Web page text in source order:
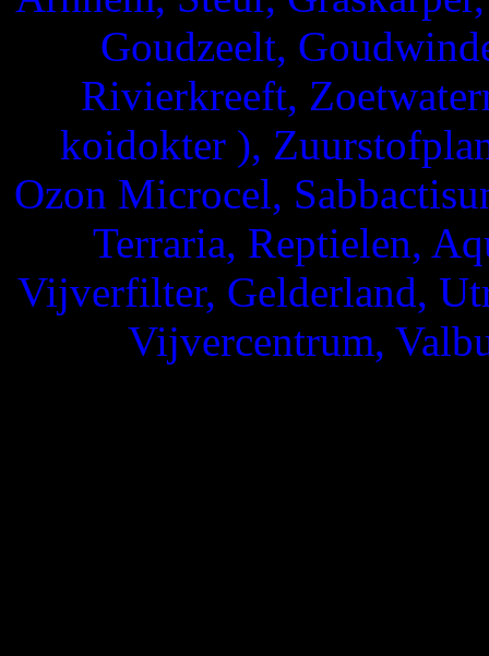
Goudzeelt,
Rivierkreeft,
koidokter ),
Ozon Microcel,
Terraria, Reptielen,
Vijverfilter, Gelderland,
Vijvercentrum,